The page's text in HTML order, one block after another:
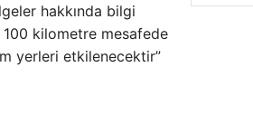
hakkında bilgi
kilometre mesafede
yerleri etkilenecektir”